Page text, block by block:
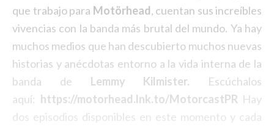
que trabajo para Motörhead, cuentan sus increíbles
vivencias con la banda más brutal del mundo. Ya hay
muchos medios que han descubierto muchos nuevas
historias y anécdotas entorno a la vida interna de la
banda de Lemmy Kilmister. Escúchalos
aquí: https://motorhead.lnk.to/MotorcastPR Hay
dos episodios disponibles en este momento y cada